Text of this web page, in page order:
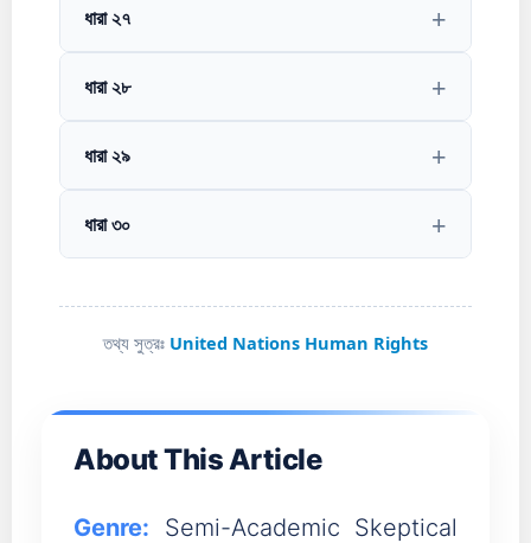
ধারা ২৭
ধারা ২৮
ধারা ২৯
ধারা ৩০
তথ্য সুত্রঃ United Nations Human Rights
About This Article
Genre: Semi-Academic Skeptical